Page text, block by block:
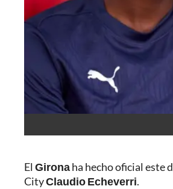
El Gironaha hecho oficial este
CityClaudio Echeverri.